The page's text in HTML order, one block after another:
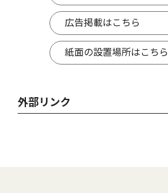
広告掲載はこちら
紙面の設置場所はこちら
外部リンク